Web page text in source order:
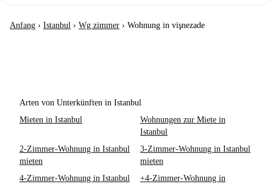
Anfang › Istanbul › Wg zimmer › Wohnung in vişnezade
Arten von Unterkünften in Istanbul
Mieten in Istanbul
Wohnungen zur Miete in
Istanbul
2-Zimmer-Wohnung in Istanbul
mieten
3-Zimmer-Wohnung in Istanbul
mieten
4-Zimmer-Wohnung in Istanbul
+4-Zimmer-Wohnung in